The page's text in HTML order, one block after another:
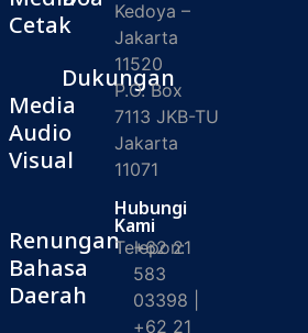
Cetak
Media
Audio
Visual
Renungan
Bahasa
Daerah
Dukungan
Kedoya –
Jakarta
11520
P.O. Box
7113 JKB-TU
Jakarta
11071
Hubungi
Kami
Telepon:
+62 21
583
03398 |
+62 21